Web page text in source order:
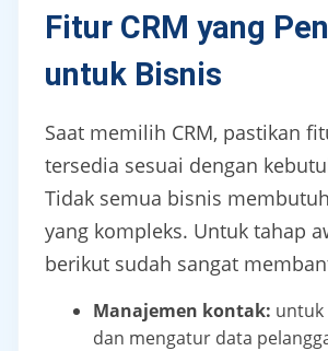
Fitur CRM yang
untuk Bisnis
Saat memilih CRM, pastikan
tersedia sesuai dengan
Tidak semua bisnis
yang kompleks. Untuk tahap
berikut sudah sangat
Manajemen kontak: untuk
dan mengatur data